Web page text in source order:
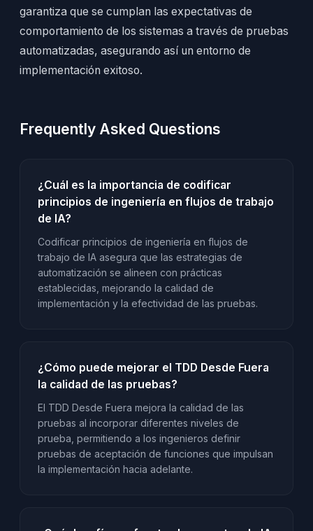
garantiza que se cumplan las expectativas de
comportamiento de los sistemas a través de pruebas
automatizadas, asegurando así un entorno de
implementación exitoso.
Frequently Asked Questions
¿Cuál es la importancia de codificar
principios de ingeniería en flujos de trabajo
de IA?
Codificar principios de ingeniería en flujos de
trabajo de IA asegura que las estrategias de
automatización se alineen con prácticas
establecidas, mejorando la calidad de
implementación y la efectividad de las pruebas.
¿Cómo puede mejorar el TDD Desde Fuera
la calidad de las pruebas?
El TDD Desde Fuera mejora la calidad de las
pruebas al incorporar diferentes niveles de
prueba, permitiendo a los ingenieros definir
pruebas de aceptación de funciones que impulsan
la implementación hacia adelante.